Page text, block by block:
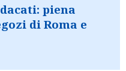
piena
di Roma e